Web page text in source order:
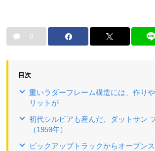
0
目次
重いラダーフレーム構造には、作り
リットが
初代シルビアも産んだ、ダットサン
（1959年）
ピックアップトラックからオープン